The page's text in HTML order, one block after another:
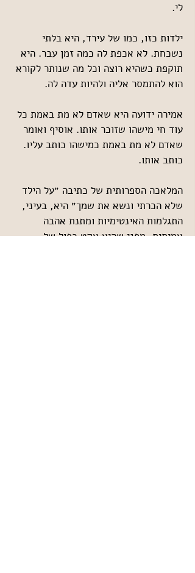
לי.
ילדות כזו, כמו של עירד, היא בלתי
נשכחת. לא אכפת לה כמה זמן עבר. היא
תוקפת כשהיא רוצה וכל מה שנותר לקורא
הוא להתמסר אליה ולהיות עדה לה.
אמירה ידועה היא שאדם לא מת באמת כל
עוד חי מישהו שזוכר אותו. אוסיף ואומר
שאדם לא מת באמת כמישהו כותב עליו.
כותב אותו.
המלאכה הספרותית של כתיבה ״על הילד
שלא הכרתי ונשא את שמך״ היא, בעיני,
התגלמות האינטימיות ומתנת אהבה
אמיתית, מפני שהיא אקט כפול של